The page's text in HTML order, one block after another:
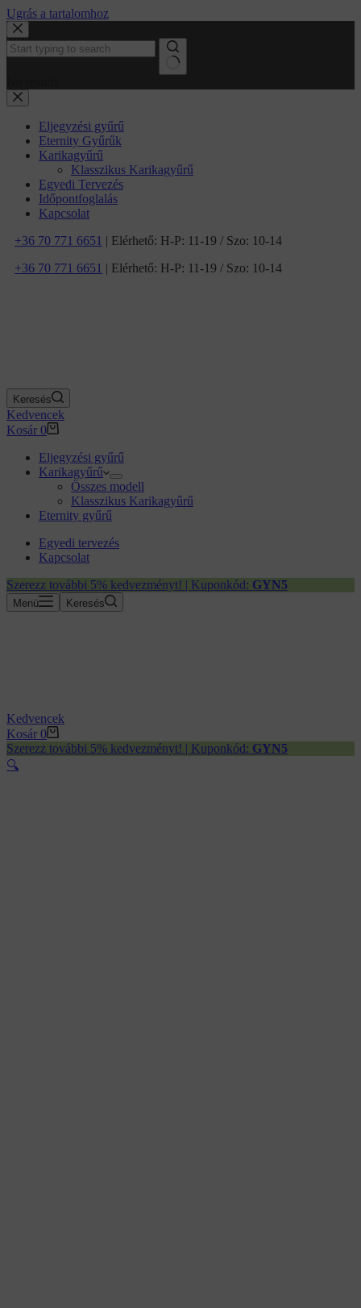
Ugrás a tartalomhoz
Eljegyzési gyűrű
Eternity Gyűrűk
Karikagyűrű
Klasszikus Karikagyűrű
Egyedi Tervezés
Időpontfoglalás
Kapcsolat
+36 70 771 6651 | Elérhető: H-P: 11-19 / Szo: 10-14
+36 70 771 6651 | Elérhető: H-P: 11-19 / Szo: 10-14
Keresés
Kedvencek
Kosár 0
Eljegyzési gyűrű
Karikagyűrű
Összes modell
Klasszikus Karikagyűrű
Eternity gyűrű
Egyedi tervezés
Kapcsolat
Szerezz további 5% kedvezményt! | Kuponkód: GYN5
Menü Keresés
Kedvencek
Kosár 0
Szerezz további 5% kedvezményt! | Kuponkód: GYN5
🔍